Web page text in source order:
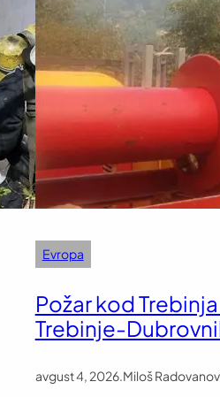
Evropa
Požar kod
Trebinje-
avgust 4, 2026.Miloš